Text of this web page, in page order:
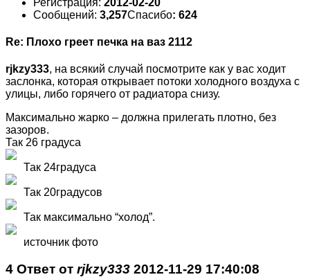
Сообщений: 3,257Спасибо: 624
Re: Плохо греет печка на ваз 2112
rjkzy333, на всякий случай посмотрите как у вас ходит
заслонка, которая открывает потоки холодного воздуха с
улицы, либо горячего от радиатора снизу.
Максимально жарко – должна прилегать плотно, без
зазоров.
Так 26 градуса
Так 24градуса
Так 20градусов
Так максимально “холод”.
источник фото
4 Ответ от rjkzy333 2012-11-29 17:40:08